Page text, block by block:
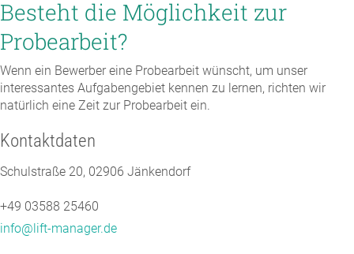
Besteht die Möglichkeit zur
Probearbeit?
Wenn ein Bewerber eine Probearbeit wünscht, um unser
interessantes Aufgabengebiet kennen zu lernen, richten wir
natürlich eine Zeit zur Probearbeit ein.
Kontaktdaten
Schulstraße 20, 02906 Jänkendorf
+49 03588 25460
info@lift-manager.de